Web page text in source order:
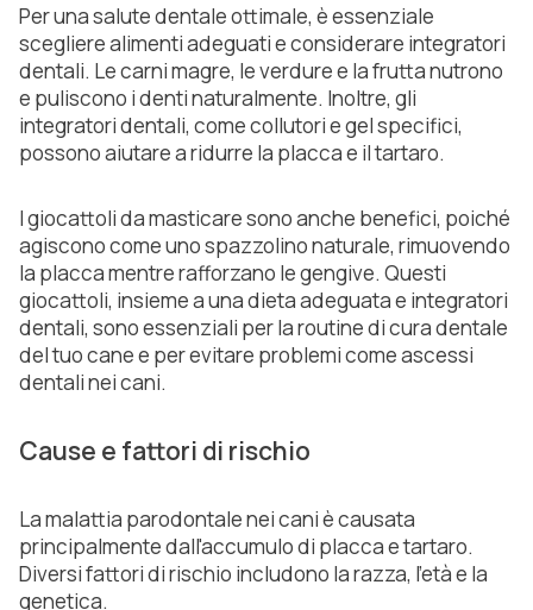
Per una salute dentale ottimale, è essenziale
scegliere alimenti adeguati e considerare integratori
dentali. Le carni magre, le verdure e la frutta nutrono
e puliscono i denti naturalmente. Inoltre, gli
integratori dentali, come collutori e gel specifici,
possono aiutare a ridurre la placca e il tartaro.
I giocattoli da masticare sono anche benefici, poiché
agiscono come uno spazzolino naturale, rimuovendo
la placca mentre rafforzano le gengive. Questi
giocattoli, insieme a una dieta adeguata e integratori
dentali, sono essenziali per la routine di cura dentale
del tuo cane e per evitare problemi come ascessi
dentali nei cani.
Cause e fattori di rischio
La malattia parodontale nei cani è causata
principalmente dall'accumulo di placca e tartaro.
Diversi fattori di rischio includono la razza, l'età e la
genetica.